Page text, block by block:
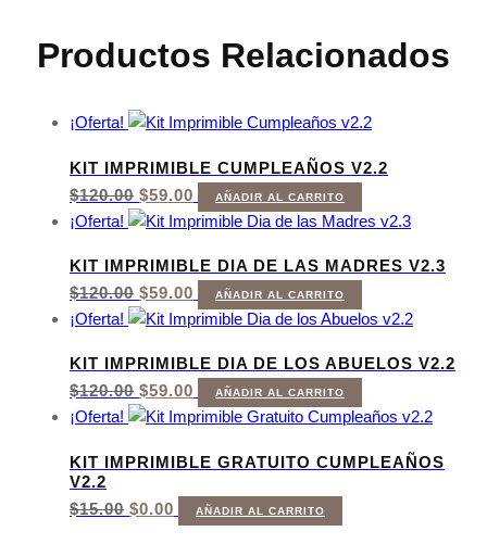
Productos Relacionados
¡Oferta!
KIT IMPRIMIBLE CUMPLEAÑOS V2.2
$120.00 EL
PRECIO
ORIGINAL
$120.00.
$59.00
PRECIO
ACTUAL
$59.00.
AÑADIR AL CARRITO
¡Oferta!
KIT IMPRIMIBLE DIA DE LAS MADRES V2.3
$120.00 EL
PRECIO
ORIGINAL
$120.00.
$59.00
PRECIO
ACTUAL
$59.00.
AÑADIR AL CARRITO
¡Oferta!
KIT IMPRIMIBLE DIA DE LOS ABUELOS V2.2
$120.00 EL
PRECIO
ORIGINAL
$120.00.
$59.00
PRECIO
ACTUAL
$59.00.
AÑADIR AL CARRITO
¡Oferta!
KIT IMPRIMIBLE GRATUITO CUMPLEAÑOS
V2.2
$15.00 EL
PRECIO
$0.00
PRECIO
AÑADIR AL CARRITO